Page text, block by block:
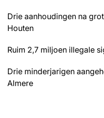
Drie aanhoudingen na
Houten
Ruim 2,7 miljoen illegale
Drie minderjarigen
Almere